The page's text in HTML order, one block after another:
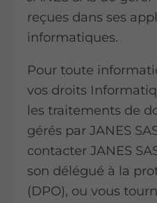
reçues dans ses
informatiques.
Pour toute
vos droits
les traitements de
gérés par JANES
contacter JANES
son délégué à la
(DPO), ou vous